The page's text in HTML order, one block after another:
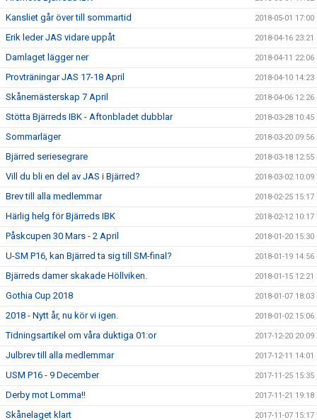
Kansliet går över till sommartid 2018-05-01 17:00
Erik leder JAS vidare uppåt 2018-04-16 23:21
Damlaget lägger ner 2018-04-11 22:06
Provträningar JAS 17-18 April 2018-04-10 14:23
Skånemästerskap 7 April 2018-04-06 12:26
Stötta Bjärreds IBK - Aftonbladet dubblar 2018-03-28 10:45
Sommarläger 2018-03-20 09:56
Bjärred seriesegrare 2018-03-18 12:55
Vill du bli en del av JAS i Bjärred? 2018-03-02 10:09
Brev till alla medlemmar 2018-02-25 15:17
Härlig helg för Bjärreds IBK 2018-02-12 10:17
Påskcupen 30 Mars - 2 April 2018-01-20 15:30
U-SM P16, kan Bjärred ta sig till SM-final? 2018-01-19 14:56
Bjärreds damer skakade Höllviken. 2018-01-15 12:21
Gothia Cup 2018 2018-01-07 18:03
2018 - Nytt år, nu kör vi igen. 2018-01-02 15:06
Tidningsartikel om våra duktiga 01:or 2017-12-20 20:09
Julbrev till alla medlemmar 2017-12-11 14:01
USM P16 - 9 December 2017-11-25 15:35
Derby mot Lomma!! 2017-11-21 19:18
Skånelaget klart 2017-11-07 15:17